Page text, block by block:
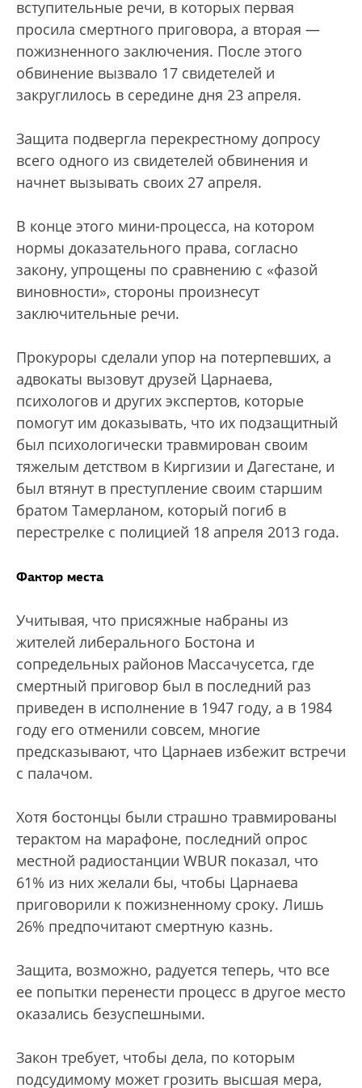
вступительные речи, в которых первая
просила смертного приговора, а вторая —
пожизненного заключения. После этого
обвинение вызвало 17 свидетелей и
закруглилось в середине дня 23 апреля.
Защита подвергла перекрестному допросу
всего одного из свидетелей обвинения и
начнет вызывать своих 27 апреля.
В конце этого мини-процесса, на котором
нормы доказательного права, согласно
закону, упрощены по сравнению с «фазой
виновности», стороны произнесут
заключительные речи.
Прокуроры сделали упор на потерпевших, а
адвокаты вызовут друзей Царнаева,
психологов и других экспертов, которые
помогут им доказывать, что их подзащитный
был психологически травмирован своим
тяжелым детством в Киргизии и Дагестане, и
был втянут в преступление своим старшим
братом Тамерланом, который погиб в
перестрелке с полицией 18 апреля 2013 года.
Фактор места
Учитывая, что присяжные набраны из
жителей либерального Бостона и
сопредельных районов Массачусетса, где
смертный приговор был в последний раз
приведен в исполнение в 1947 году, а в 1984
году его отменили совсем, многие
предсказывают, что Царнаев избежит встречи
с палачом.
Хотя бостонцы были страшно травмированы
терактом на марафоне, последний опрос
местной радиостанции WBUR показал, что
61% из них желали бы, чтобы Царнаева
приговорили к пожизненному сроку. Лишь
26% предпочитают смертную казнь.
Защита, возможно, радуется теперь, что все
ее попытки перенести процесс в другое место
оказались безуспешными.
Закон требует, чтобы дела, по которым
подсудимому может грозить высшая мера,